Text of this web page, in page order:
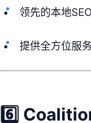
领先的本地SEO
提供全方位服
6️⃣